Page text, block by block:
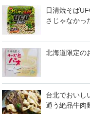
日清焼そば
さじゃなかっ
北海道限定の
台北でおいし
通う絶品牛肉